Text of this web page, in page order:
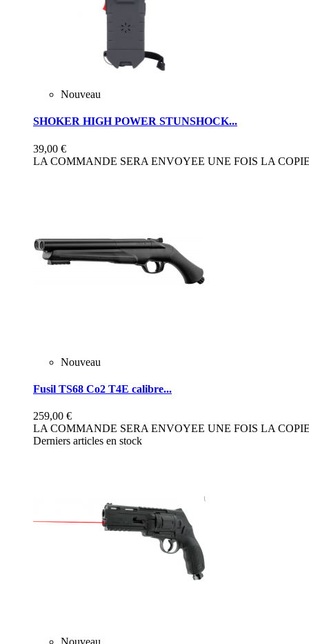
Nouveau
SHOKER HIGH POWER STUNSHOCK...
39,00 €
LA COMMANDE SERA ENVOYEE UNE FOIS LA
Nouveau
Fusil TS68 Co2 T4E calibre...
259,00 €
LA COMMANDE SERA ENVOYEE UNE FOIS LA
Derniers articles en stock